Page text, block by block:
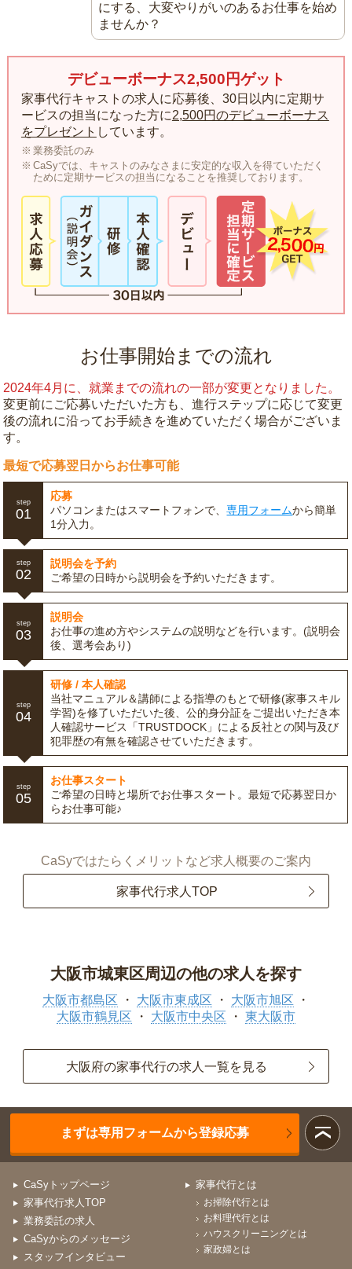
にする、大変やりがいのあるお仕事を始め
ませんか？
デビューボーナス2,500円ゲット
家事代行キャストの求人に応募後、30日以内に定期サ
ービスの担当になった方に2,500円のデビューボーナス
をプレゼント しています。
業務委託のみ
CaSyでは、キャストのみなさまに安定的な収入を得ていただく
ために定期サービスの担当になることを推奨しております。
お仕事開始までの流れ
2024年4月に、就業までの流れの一部が変更となりました。
変更前にご応募いただいた方も、進行ステップに応じて変更
後の流れに沿ってお手続きを進めていただく場合がございま
す。
最短で応募翌日からお仕事可能
step
01
応募
パソコンまたはスマートフォンで、専用フォームから簡単
1分入力。
step
02
説明会を予約
ご希望の日時から説明会を予約いただきます。
step
03
説明会
お仕事の進め方やシステムの説明などを行います。(説明会
後、選考会あり)
step
04
研修 / 本人確認
当社マニュアル＆講師による指導のもとで研修(家事スキル
学習)を修了いただいた後、公的身分証をご提出いただき本
人確認サービス「TRUSTDOCK」による反社との関与及び
犯罪歴の有無を確認させていただきます。
step
05
お仕事スタート
ご希望の日時と場所でお仕事スタート。最短で応募翌日か
らお仕事可能♪
CaSyではたらくメリットなど求人概要のご案内
家事代行求人TOP
大阪市城東区周辺の他の求人を探す
大阪市都島区 大阪市東成区
大阪市旭区
大阪市鶴見区
大阪市中央区 東大阪市
大阪府の家事代行の求人一覧を見る
まずは専用フォームから登録応募
CaSyトップページ
家事代行求人TOP
業務委託の求人
CaSyからのメッセージ
スタッフインタビュー
家事代行とは
お掃除代行とは
お料理代行とは
ハウスクリーニングとは
家政婦とは